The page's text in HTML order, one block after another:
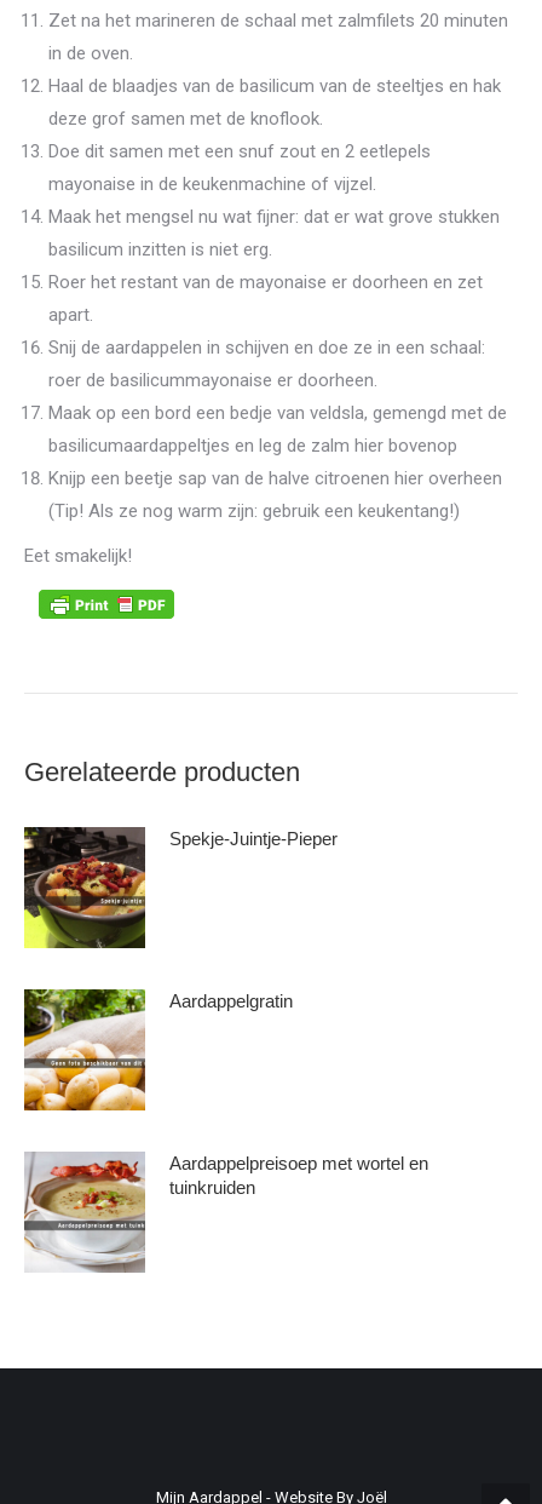
Zet na het marineren de schaal met zalmfilets 20 minuten
in de oven.
Haal de blaadjes van de basilicum van de steeltjes en hak
deze grof samen met de knoflook.
Doe dit samen met een snuf zout en 2 eetlepels
mayonaise in de keukenmachine of vijzel.
Maak het mengsel nu wat fijner: dat er wat grove stukken
basilicum inzitten is niet erg.
Roer het restant van de mayonaise er doorheen en zet
apart.
Snij de aardappelen in schijven en doe ze in een schaal:
roer de basilicummayonaise er doorheen.
Maak op een bord een bedje van veldsla, gemengd met de
basilicumaardappeltjes en leg de zalm hier bovenop
Knijp een beetje sap van de halve citroenen hier overheen
(Tip! Als ze nog warm zijn: gebruik een keukentang!)
Eet smakelijk!
Gerelateerde producten
Spekje-Juintje-Pieper
Aardappelgratin
Aardappelpreisoep met wortel en
tuinkruiden
Mijn Aardappel - Website By Joël